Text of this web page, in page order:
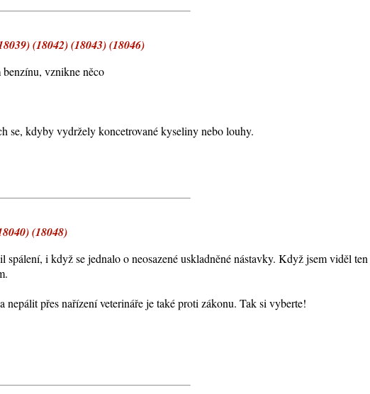
(18042) (18043) (18046)
vznikne něco
se, kdyby vydržely koncetrované kyseliny nebo louhy.
(18048)
i když se jednalo o neosazené uskladněné nástavky. Když jsem viděl
přes nařízení veterináře je také proti zákonu. Tak si vyberte!